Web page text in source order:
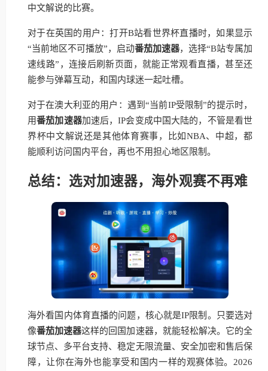
中文解说的比赛。
对于在英国的用户：打开B站看世界杯直播时，如果显示
“当前地区不可播放”，启动番茄加速器，选择“B站专属加
速线路”，连接后刷新页面，就能正常观看直播，甚至还
能参与弹幕互动，和国内球迷一起吐槽。
对于在澳大利亚的用户：遇到“当前IP受限制”的提示时，
用番茄加速器加速后，IP会变成中国大陆的，不管是看世
界杯中文解说还是其他体育赛事，比如NBA、中超，都
能顺利访问国内平台，再也不用担心地区限制。
总结：选对加速器，海外观赛不再难
海外看国内体育直播的问题，核心就是IP限制。只要选对
像番茄加速器这样的回国加速器，就能轻松解决。它的全
球节点、多平台支持、稳定无限流量、安全加密和售后保
障，让你在海外也能享受和国内一样的观赛体验。2026